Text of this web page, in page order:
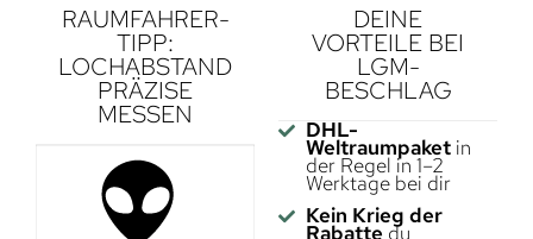
RAUMFAHRER-
TIPP:
LOCHABSTAND
PRÄZISE
MESSEN
DEINE
VORTEILE BEI
LGM-
BESCHLAG
DHL-
Weltraumpaketin
der Regel in 1–2
Werktage bei dir
Kein Krieg der
Rabattedu